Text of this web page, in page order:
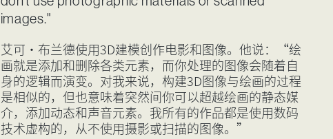
images."
艾可·布兰德使用3D建模创作电影和图像。他说：“绘
画就是添加和删除各类元素，而你处理的图像会随着自
身的逻辑而演变。对我来说，构建3D图像与绘画的过程
是相似的，但也意味着突然间你可以超越绘画的静态媒
介，添加动态和声音元素。我所有的作品都是使用数码
技术虚构的，从不使用摄影或扫描的图像。”